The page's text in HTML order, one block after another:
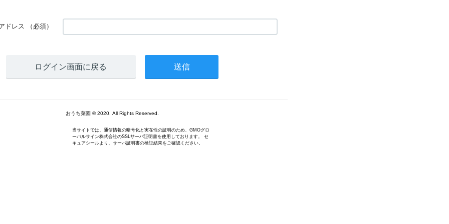
ドレス （必須）
ログイン画面に戻る
おうち菜園 © 2020. All Rights Reserved.
当サイトでは、通信情報の暗号化と実在性の証明のため、GMOグロ
ーバルサイン株式会社のSSLサーバ証明書を使用しております。 セ
キュアシールより、サーバ証明書の検証結果をご確認ください。